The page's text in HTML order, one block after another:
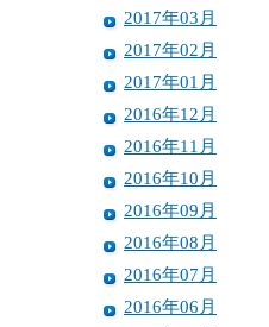
2017年03月
2017年02月
2017年01月
2016年12月
2016年11月
2016年10月
2016年09月
2016年08月
2016年07月
2016年06月